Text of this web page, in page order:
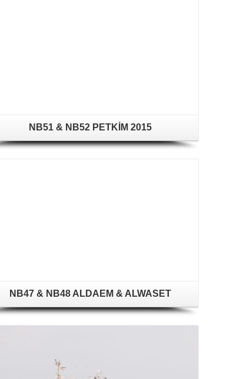
NB51 & NB52 PETKİM 2015
NB47 & NB48 ALDAEM & ALWASET